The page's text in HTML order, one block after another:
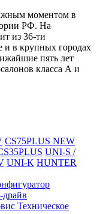
моментом в
РФ. На
из 36-ти
и в крупных городах
пять лет
класса А и
CS75PLUS NEW
UNI-S /
UNI-K HUNTER
драйв
Техническое